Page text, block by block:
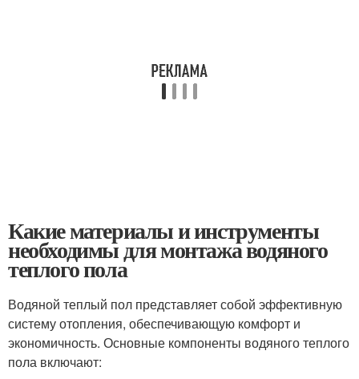
Какие материалы и инструменты
необходимы для монтажа водяного
теплого пола
Водяной теплый пол представляет собой эффективную
систему отопления, обеспечивающую комфорт и
экономичность. Основные компоненты водяного теплого
пола включают: